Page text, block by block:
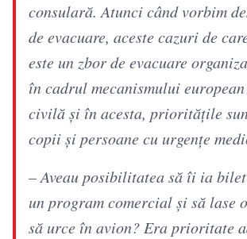
consulară. Atunci când vorbim
de evacuare, aceste cazuri de
este un zbor de evacuare
în cadrul mecanismului
civilă și în acesta, prioritățile
copii și persoane cu urgențe
– Aveau posibilitatea să îi ia
un program comercial și să lase
să urce în avion? Era prioritate